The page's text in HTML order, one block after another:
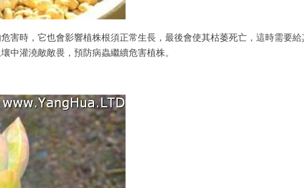
害時，它也會影響植株根須正常生長，最後會使其枯萎死亡，這時需要給
中灌澆敵敵畏，預防病蟲繼續危害植株。